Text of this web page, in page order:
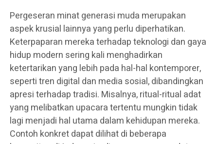
Pergeseran minat generasi muda merupakan
aspek krusial lainnya yang perlu diperhatikan.
Keterpaparan mereka terhadap teknologi dan gaya
hidup modern sering kali menghadirkan
ketertarikan yang lebih pada hal-hal kontemporer,
seperti tren digital dan media sosial, dibandingkan
apresi terhadap tradisi. Misalnya, ritual-ritual adat
yang melibatkan upacara tertentu mungkin tidak
lagi menjadi hal utama dalam kehidupan mereka.
Contoh konkret dapat dilihat di beberapa